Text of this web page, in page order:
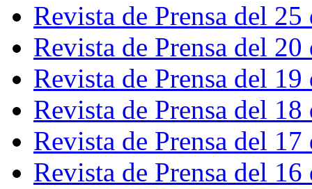
Revista de Prensa del
Revista de Prensa del
Revista de Prensa del
Revista de Prensa del
Revista de Prensa del
Revista de Prensa del